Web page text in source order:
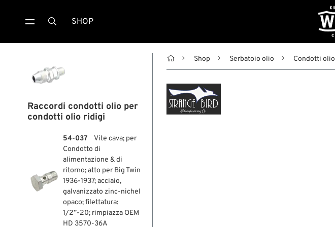
 SHOP
Raccordi condotti olio per
condotti olio ridigi
54-037
Vite cava; per
Condotto di
alimentazione & di
ritorno; atto per Big Twin
1936-1937; acciaio,
galvanizzato zinc-nichel
opaco; filettatura:
1/2”-20; rimpiazza OEM
HD 3570-36A
 Shop Serbatoio olio Condotti olio